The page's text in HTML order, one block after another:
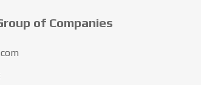
of Companies